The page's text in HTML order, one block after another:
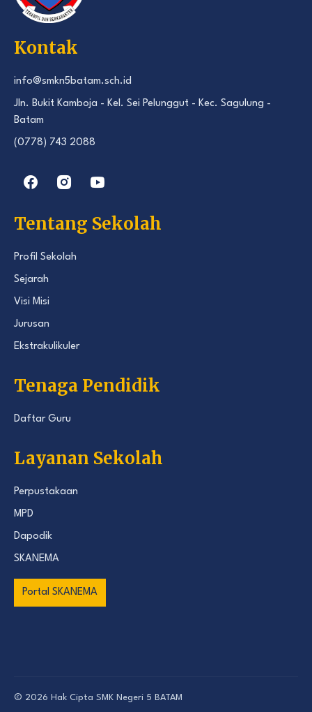
Kontak
info@smkn5batam.sch.id
Jln. Bukit Kamboja - Kel. Sei Pelunggut - Kec. Sagulung -
Batam
(0778) 743 2088
Tentang Sekolah
Profil Sekolah
Sejarah
Visi Misi
Jurusan
Ekstrakulikuler
Tenaga Pendidik
Daftar Guru
Layanan Sekolah
Perpustakaan
MPD
Dapodik
SKANEMA
Portal SKANEMA
© 2026 Hak Cipta SMK Negeri 5 BATAM